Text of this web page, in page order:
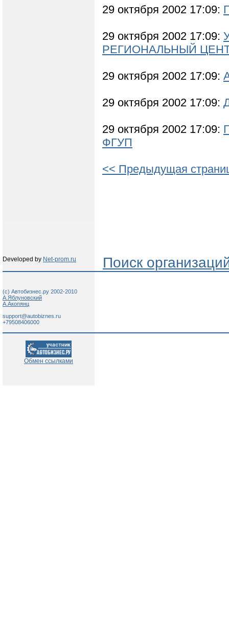
29 октября 2002 17:09:
29 октября 2002 17:09:
РЕГИОНАЛЬНЫЙ
29 октября 2002 17:09:
29 октября 2002 17:09:
29 октября 2002 17:09:
ФГУП
<< Предыдущая
Developed by Net-prom.ru Поиск
(c) Автобизнес.ру 2002-2010
А.Яблуновский
А.Акопянц
support@autobiznes.ru
+79508406000
Обмен ссылками